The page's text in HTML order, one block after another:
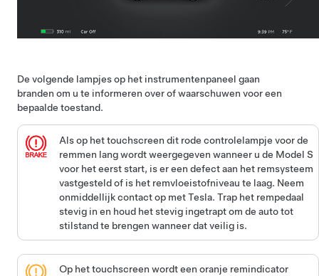
De volgende lampjes op het instrumentenpaneel gaan
branden om u te informeren over of waarschuwen voor een
bepaalde toestand.
Als op het touchscreen dit rode controlelampje voor de
remmen lang wordt weergegeven wanneer u de Model S
voor het eerst start, is er een defect aan het remsysteem
vastgesteld of is het remvloeistofniveau te laag. Neem
onmiddellijk contact op met Tesla. Trap het rempedaal
stevig in en houd het stevig ingetrapt om de auto tot
stilstand te brengen wanneer dat veilig is.
Op het touchscreen wordt een oranje remindicator